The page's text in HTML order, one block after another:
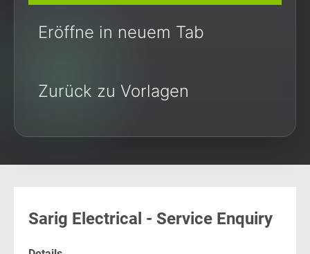
Eröffne in neuem Tab
Zurück zu Vorlagen